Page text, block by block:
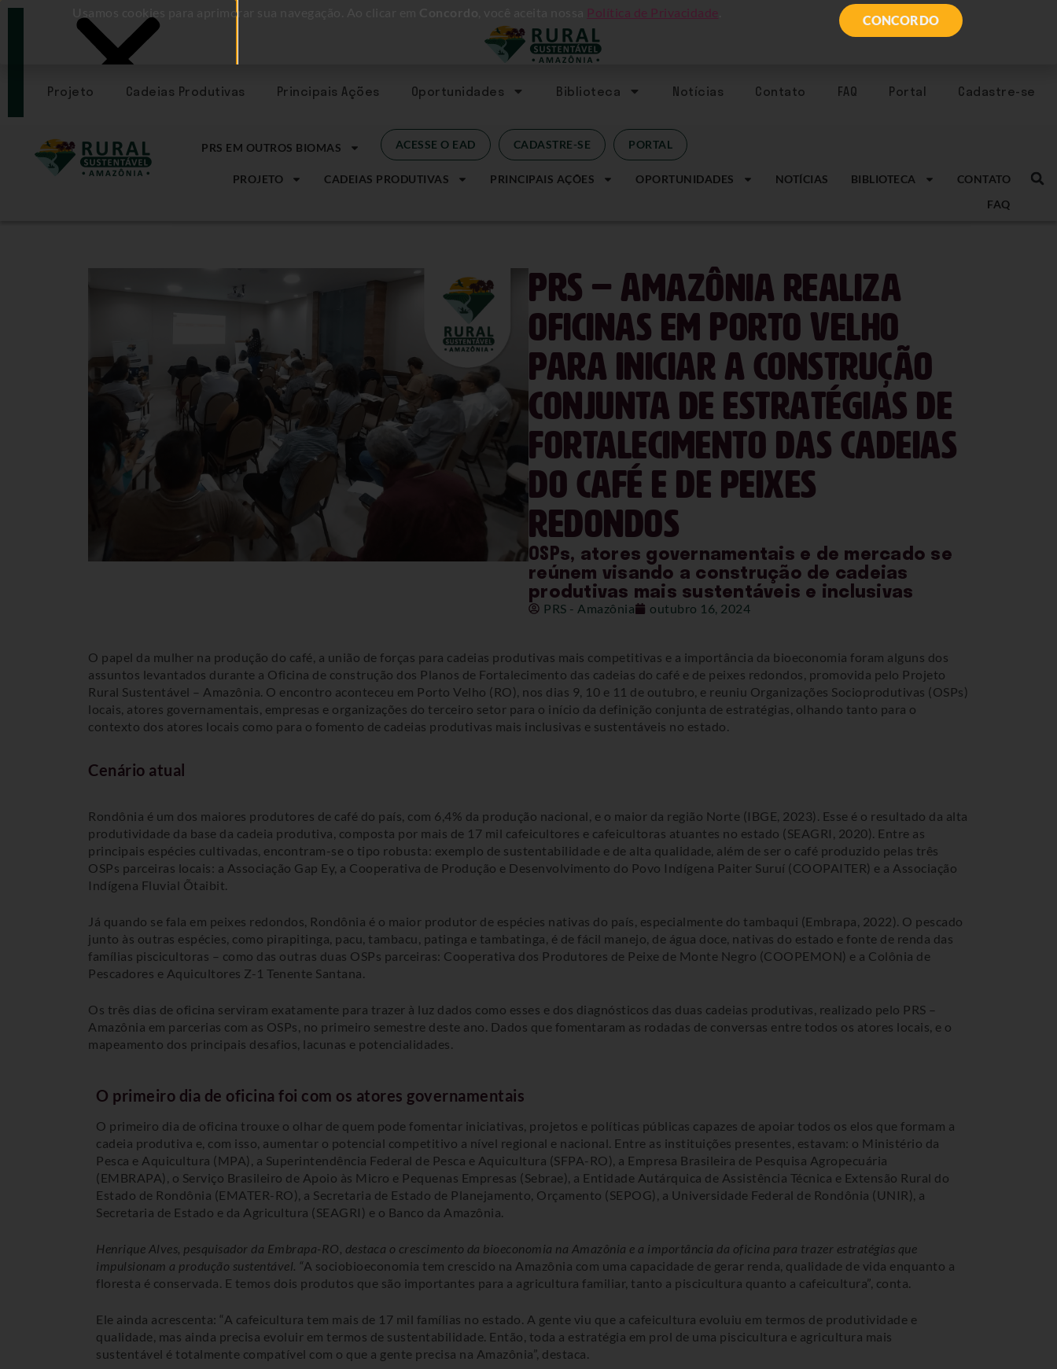
SE
Projeto Cadeias Produtivas Principais Ações Oportunidades Biblioteca Notícias Contato FAQ Portal Cadastre-se
PRS EM OUTROS BIOMAS ACESSE O EAD CADASTRE-SE PORTAL
PROJETO CADEIAS PRODUTIVAS PRINCIPAIS AÇÕES OPORTUNIDADES NOTÍCIAS BIBLIOTECA
CONTATO
FAQ
PRS – Amazônia realiza
oficinas em Porto Velho
para iniciar a construção
conjunta de estratégias de
fortalecimento das cadeias
do café e de peixes
redondos
OSPs, atores governamentais e de mercado se
reúnem visando a construção de cadeias
produtivas mais sustentáveis e inclusivas
PRS - Amazônia outubro 16, 2024
O papel da mulher na produção do café, a união de forças para cadeias produtivas mais competitivas e a importância da bioeconomia foram alguns dos
assuntos levantados durante a Oficina de construção dos Planos de Fortalecimento das cadeias do café e de peixes redondos, promovida pelo Projeto
Rural Sustentável – Amazônia. O encontro aconteceu em Porto Velho (RO), nos dias 9, 10 e 11 de outubro, e reuniu Organizações Socioprodutivas (OSPs)
locais, atores governamentais, empresas e organizações do terceiro setor para o início da definição conjunta de estratégias, olhando tanto para o
contexto dos atores locais como para o fomento de cadeias produtivas mais inclusivas e sustentáveis no estado.
Cenário atual
Rondônia é um dos maiores produtores de café do país, com 6,4% da produção nacional, e o maior da região Norte (IBGE, 2023). Esse é o resultado da alta
produtividade da base da cadeia produtiva, composta por mais de 17 mil cafeicultores e cafeicultoras atuantes no estado (SEAGRI, 2020). Entre as
principais espécies cultivadas, encontram-se o tipo robusta: exemplo de sustentabilidade e de alta qualidade, além de ser o café produzido pelas três
OSPs parceiras locais: a Associação Gap Ey, a Cooperativa de Produção e Desenvolvimento do Povo Indígena Paiter Suruí (COOPAITER) e a Associação
Indígena Fluvial Õtaibit.
Já quando se fala em peixes redondos, Rondônia é o maior produtor de espécies nativas do país, especialmente do tambaqui (Embrapa, 2022). O pescado
junto às outras espécies, como pirapitinga, pacu, tambacu, patinga e tambatinga, é de fácil manejo, de água doce, nativas do estado e fonte de renda das
famílias piscicultoras – como das outras duas OSPs parceiras: Cooperativa dos Produtores de Peixe de Monte Negro (COOPEMON) e a Colônia de
Pescadores e Aquicultores Z-1 Tenente Santana.
Os três dias de oficina serviram exatamente para trazer à luz dados como esses e dos diagnósticos das duas cadeias produtivas, realizado pelo PRS –
Amazônia em parcerias com as OSPs, no primeiro semestre deste ano. Dados que fomentaram as rodadas de conversas entre todos os atores locais, e o
mapeamento dos principais desafios, lacunas e potencialidades.
O primeiro dia de oficina foi com os atores governamentais
O primeiro dia de oficina trouxe o olhar de quem pode fomentar iniciativas, projetos e políticas públicas capazes de apoiar todos os elos que formam a
cadeia produtiva e, com isso, aumentar o potencial competitivo a nível regional e nacional. Entre as instituições presentes, estavam: o Ministério da
Pesca e Aquicultura (MPA), a Superintendência Federal de Pesca e Aquicultura (SFPA-RO), a Empresa Brasileira de Pesquisa Agropecuária
(EMBRAPA), o Serviço Brasileiro de Apoio às Micro e Pequenas Empresas (Sebrae), a Entidade Autárquica de Assistência Técnica e Extensão Rural do
Estado de Rondônia (EMATER-RO), a Secretaria de Estado de Planejamento, Orçamento (SEPOG), a Universidade Federal de Rondônia (UNIR), a
Secretaria de Estado e da Agricultura (SEAGRI) e o Banco da Amazônia.
Henrique Alves, pesquisador da Embrapa-RO, destaca o crescimento da bioeconomia na Amazônia e a importância da oficina para trazer estratégias que
impulsionam a produção sustentável. “A sociobioeconomia tem crescido na Amazônia com uma capacidade de gerar renda, qualidade de vida enquanto a
floresta é conservada. E temos dois produtos que são importantes para a agricultura familiar, tanto a piscicultura quanto a cafeicultura”, conta.
Ele ainda acrescenta: “A cafeicultura tem mais de 17 mil famílias no estado. A gente viu que a cafeicultura evoluiu em termos de produtividade e
qualidade, mas ainda precisa evoluir em termos de sustentabilidade. Então, toda a estratégia em prol de uma piscicultura e agricultura mais
sustentável é totalmente compatível com o que a gente precisa na Amazônia”, destaca.
CONCORDO
Usamos cookies para aprimorar sua navegação. Ao clicar em Política de Privacidade